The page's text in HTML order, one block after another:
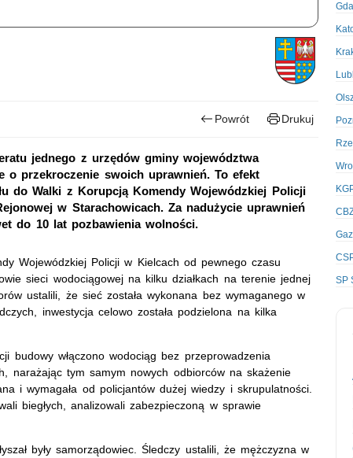
Powrót Drukuj
jednego z urzędów gminy województwa
o przekroczenie swoich uprawnień. To efekt
do Walki z Korupcją Komendy Wojewódzkiej Policji
w Starachowicach. Za nadużycie uprawnień
do 10 lat pozbawienia wolności.
Wojewódzkiej Policji w Kielcach od pewnego czasu
sieci wodociągowej na kilku działkach na terenie jednej
ustalili, że sieć została wykonana bez wymaganego w
inwestycja celowo została podzielona na kilka
budowy włączono wodociąg bez przeprowadzenia
narażając tym samym nowych odbiorców na skażenie
i wymagała od policjantów dużej wiedzy i skrupulatności.
biegłych, analizowali zabezpieczoną w sprawie
były samorządowiec. Śledczy ustalili, że mężczyzna w
SP